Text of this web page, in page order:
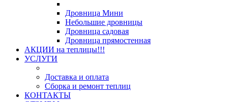
Дровница Мини
Небольшие дровницы
Дровница садовая
Дровница прямостенная
АКЦИИ на теплицы!!!
УСЛУГИ
Доставка и оплата
Сборка и ремонт теплиц
КОНТАКТЫ